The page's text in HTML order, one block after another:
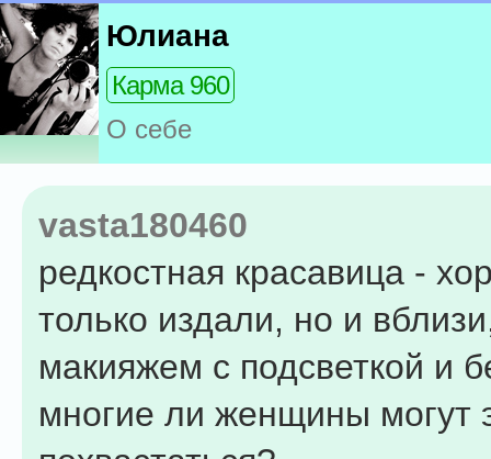
Юлиана
Карма 960
О себе
vasta180460
редкостная красавица -
только издали, но и
макияжем с подсветкой и
многие ли женщины могут